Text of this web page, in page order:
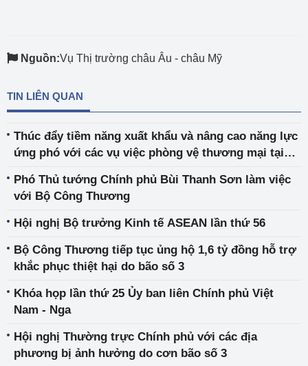
Nguồn:Vụ Thị trường châu Âu - châu Mỹ
TIN LIÊN QUAN
Thúc đẩy tiềm năng xuất khẩu và nâng cao năng lực
ứng phó với các vụ việc phòng vệ thương mại tại
Phó Thủ tướng Chính phủ Bùi Thanh Sơn làm việc
với Bộ Công Thương
Hội nghị Bộ trưởng Kinh tế ASEAN lần thứ 56
Bộ Công Thương tiếp tục ủng hộ 1,6 tỷ đồng hỗ trợ
khắc phục thiệt hại do bão số 3
Khóa họp lần thứ 25 Ủy ban liên Chính phủ Việt
Nam - Nga
Hội nghị Thường trực Chính phủ với các địa
phương bị ảnh hưởng do cơn bão số 3